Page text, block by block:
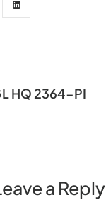
HQ 2364-PI
a Reply